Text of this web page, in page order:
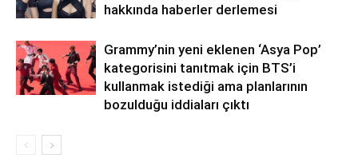
hakkında haberler derlemesi
Grammy’nin yeni eklenen ‘Asya Pop’
kategorisini tanıtmak için BTS’i
kullanmak istediği ama planlarının
bozulduğu iddiaları çıktı